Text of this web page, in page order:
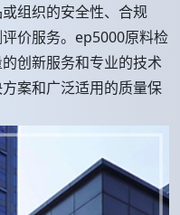
组织的安全性、合规
价服务。ep5000原料检
创新服务和专业的技术
案和广泛适用的质量保